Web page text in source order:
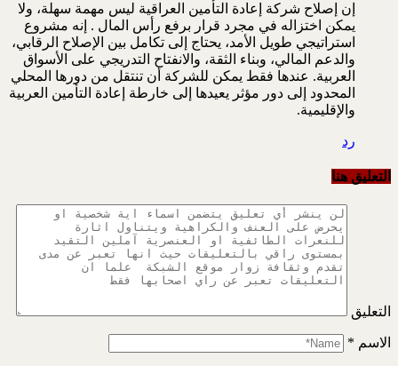
إن إصلاح شركة إعادة التأمين العراقية ليس مهمة سهلة، ولا
يمكن اختزاله في مجرد قرار برفع رأس المال . إنه مشروع
استراتيجي طويل الأمد، يحتاج إلى تكامل بين الإصلاح الرقابي،
والدعم المالي، وبناء الثقة، والانفتاح التدريجي على الأسواق
العربية. عندها فقط يمكن للشركة أن تنتقل من دورها المحلي
المحدود إلى دور مؤثر يعيدها إلى خارطة إعادة التأمين العربية
والإقليمية.
رد
التعليق هنا
التعليق
الاسم *